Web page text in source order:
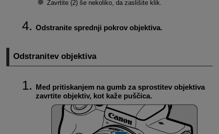
Zavrtite (2) še nekoliko, da zaslišite klik.
Odstranite sprednji pokrov objektiva.
Odstranitev objektiva
Med pritiskanjem na gumb za sprostitev objektiva
zavrtite objektiv, kot kaže puščica.